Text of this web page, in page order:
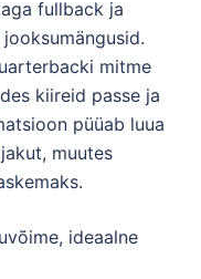
fullback ja
mitme
kiireid passe ja
püüab luua
muutes
ideaalne